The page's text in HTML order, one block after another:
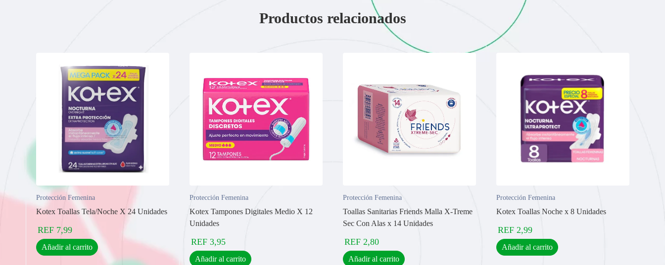
Productos relacionados
Protección Femenina
Kotex Toallas Tela/Noche X 24 Unidades
REF 7,99
Añadir al carrito
Protección Femenina
Kotex Tampones Digitales Medio X 12
Unidades
REF 3,95
Añadir al carrito
Protección Femenina
Toallas Sanitarias Friends Malla X-Treme
Sec Con Alas x 14 Unidades
REF 2,80
Añadir al carrito
Protección Femenina
Kotex Toallas Noche x 8 Unidades
REF 2,99
Añadir al carrito